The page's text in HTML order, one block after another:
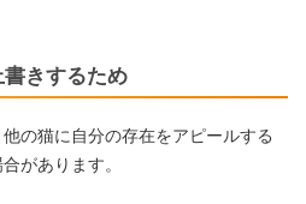
きするため
の猫に自分の存在をアピールする
があります。